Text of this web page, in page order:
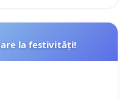
la festivități!